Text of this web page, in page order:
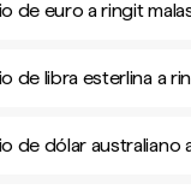
de euro a ringit
de libra esterlina a
de dólar australiano